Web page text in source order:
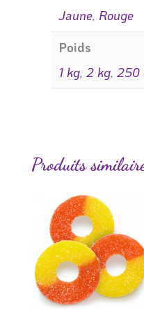
Jaune, Rouge
Poids
1 kg, 2 kg, 250
Produits